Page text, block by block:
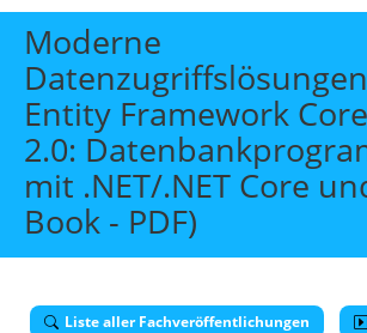
Start
Themen
Beratung
Individuelle Schulungen
Offene Seminare
Wissen
Suche
Moderne
Entity Framework
2.0:
mit .NET/.NET Core
Book - PDF)
Liste aller Fachveröffentlichungen